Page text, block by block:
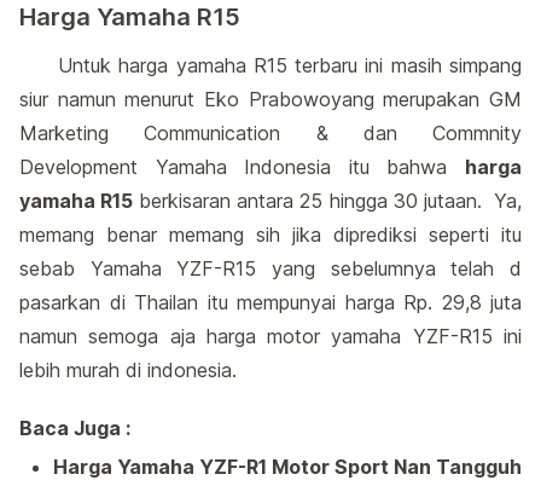
Harga Yamaha R15
Untuk harga yamaha R15 terbaru ini masih simpang
siur namun menurut Eko Prabowoyang merupakan GM
Marketing Communication & dan Commnity
Development Yamaha Indonesia itu bahwa harga
yamaha R15 berkisaran antara 25 hingga 30 jutaan. Ya,
memang benar memang sih jika diprediksi seperti itu
sebab Yamaha YZF-R15 yang sebelumnya telah d
pasarkan di Thailan itu mempunyai harga Rp. 29,8 juta
namun semoga aja harga motor yamaha YZF-R15 ini
lebih murah di indonesia.
Baca Juga :
Harga Yamaha YZF-R1 Motor Sport Nan Tangguh